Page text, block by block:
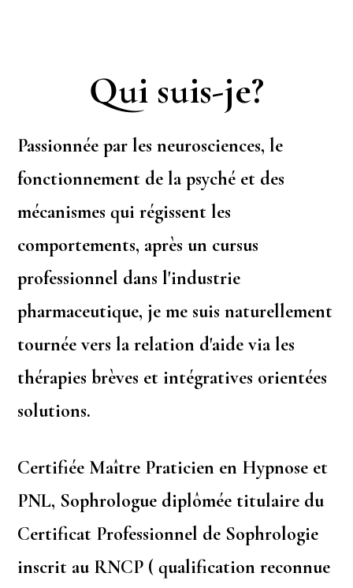
Qui suis-je?
Passionnée par les neurosciences, le
fonctionnement de la psyché et des
mécanismes qui régissent les
comportements, après un cursus
professionnel dans l'industrie
pharmaceutique, je me suis naturellement
tournée vers la relation d'aide via les
thérapies brèves et intégratives orientées
solutions.
Certifiée Maître Praticien en Hypnose et
PNL, Sophrologue diplômée titulaire du
Certificat Professionnel de Sophrologie
inscrit au RNCP ( qualification reconnue